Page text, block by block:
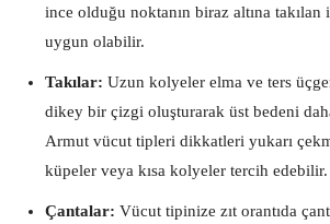
ince olduğu noktanın biraz altına takılan
uygun olabilir.
Takılar: Uzun kolyeler elma ve ters
dikey bir çizgi oluşturarak üst bedeni
Armut vücut tipleri dikkatleri yukarı
küpeler veya kısa kolyeler tercih edebilir.
Çantalar: Vücut tipinize zıt orantıda